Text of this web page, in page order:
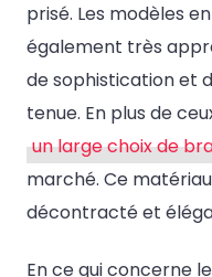
prisé. Les modèles
également très
de sophistication et
tenue. En plus de
un large choix de
marché. Ce
décontracté et
En ce qui concerne